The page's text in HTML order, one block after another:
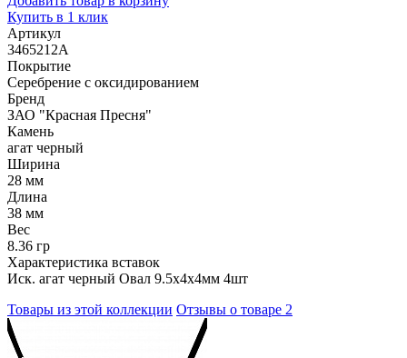
Купить в 1 клик
Артикул
3465212А
Покрытие
Серебрение с оксидированием
Бренд
ЗАО "Красная Пресня"
Камень
агат черный
Ширина
28 мм
Длина
38 мм
Вес
8.36 гр
Характеристика вставок
Иск. агат черный Овал 9.5х4х4мм 4шт
Товары из этой коллекции Отзывы о товаре 2